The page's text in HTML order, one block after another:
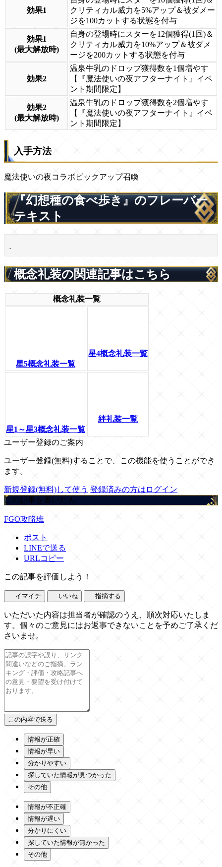
効果1
クリティカル威力を5%アップ＆被ダメー
ジを100カットする状態を付与
効果1
(最大解放時)
自身の登場時にスターを12個獲得(1回)＆
クリティカル威力を10%アップ＆被ダメ
ージを200カットする状態を付与
効果2
温泉牛乳のドロップ獲得数を1個増やす
【『魔法使いの夜アフターナイト』イベ
ント期間限定】
効果2
(最大解放時)
温泉牛乳のドロップ獲得数を2個増やす
【『魔法使いの夜アフターナイト』イベ
ント期間限定】
入手方法
魔法使いの夜コラボピックアップ召喚
『幻想種の食べ歩き』のフレーバー
テキスト
-
概念礼装の関連記事はこちら
概念礼装一覧
星5概念礼装一覧
星4概念礼装一覧
星1～星3概念礼装一覧
絆礼装一覧
ユーザー登録のご案内
ユーザー登録(無料)することで、この機能を使うことができ
ます。
新規登録(無料)して使う 登録済みの方はログイン
この記事を書いた人
FGO攻略班
ポスト
LINEで送る
URLコピー
この記事を評価しよう！
イマイチ いいね 指摘する
いただいた内容は担当者が確認のうえ、順次対応いたしま
す。個々のご意見にはお返事できないことを予めご了承くだ
さいませ。
情報が正確
情報が早い
分かりやすい
探していた情報が見つかった
その他
情報が不正確
情報が遅い
分かりにくい
探していた情報が無かった
その他